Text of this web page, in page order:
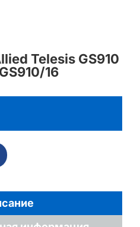
Telesis GS910
16